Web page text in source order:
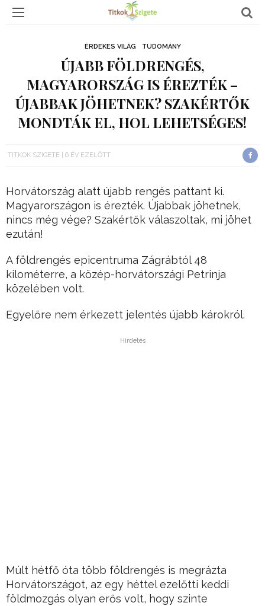
ÉRDEKES VILÁG TUDOMÁNY
ÚJABB FÖLDRENGÉS,
MAGYARORSZÁG IS ÉREZTÉK –
ÚJABBAK JÖHETNEK? SZAKÉRTŐK
MONDTÁK EL, HOL LEHETSÉGES!
TITKOK SZIGETE 6 ÉV EZELŐTT
Horvátország alatt újabb rengés pattant ki.
Magyarországon is érezték. Újabbak jöhetnek,
nincs még vége? Szakértők válaszoltak, mi jöhet
ezután!
A földrengés epicentruma Zágrábtól 48
kilométerre, a közép-horvátországi Petrinja
közelében volt.
Egyelőre nem érkezett jelentés újabb károkról.
Hirdetés
Múlt hétfő óta több földrengés is megrázta
Horvátországot, az egy héttel ezelőtti keddi
földmozgás olyan erős volt, hogy szinte